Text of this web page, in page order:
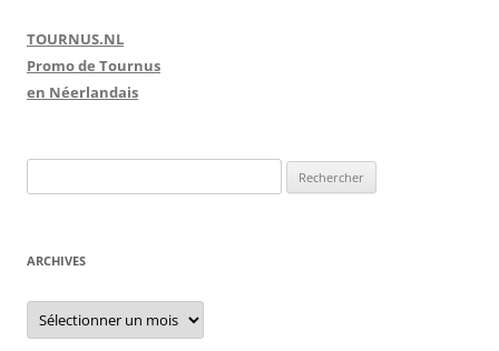
TOURNUS.NL
Promo de Tournus
en Néerlandais
e
h
r
c
ARCHIVES
A
c